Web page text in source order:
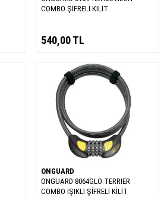
COMBO ŞİFRELİ KİLİT
540,00TL
ONGUARD
ONGUARD 8064GLO TERRIER
COMBO IŞIKLI ŞİFRELİ KİLİT